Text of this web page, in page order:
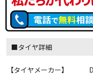
■タイヤ詳細
【タイヤメーカー】